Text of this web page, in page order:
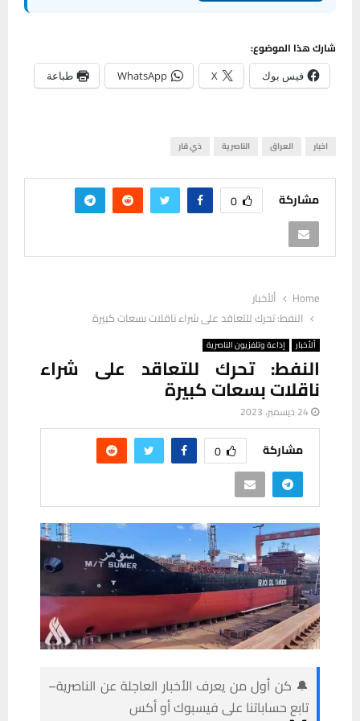
شارك هذا الموضوع:
فيس بوك X
WhatsApp طباعة
اخبار العراق الناصرية ذي قار
مشاركة 0
Home
ألأخبار
النفط: تحرك للتعاقد على شراء ناقلات بسعات كبيرة
ألأخبار إذاعة وتلفزيون الناصرية
النفط: تحرك للتعاقد على شراء
ناقلات بسعات كبيرة
24 ديسمبر، 2023
مشاركة 0
🔔 كن أول من يعرف الأخبار العاجلة عن الناصرية–
تابع حساباتنا على فيسبوك أو أكس